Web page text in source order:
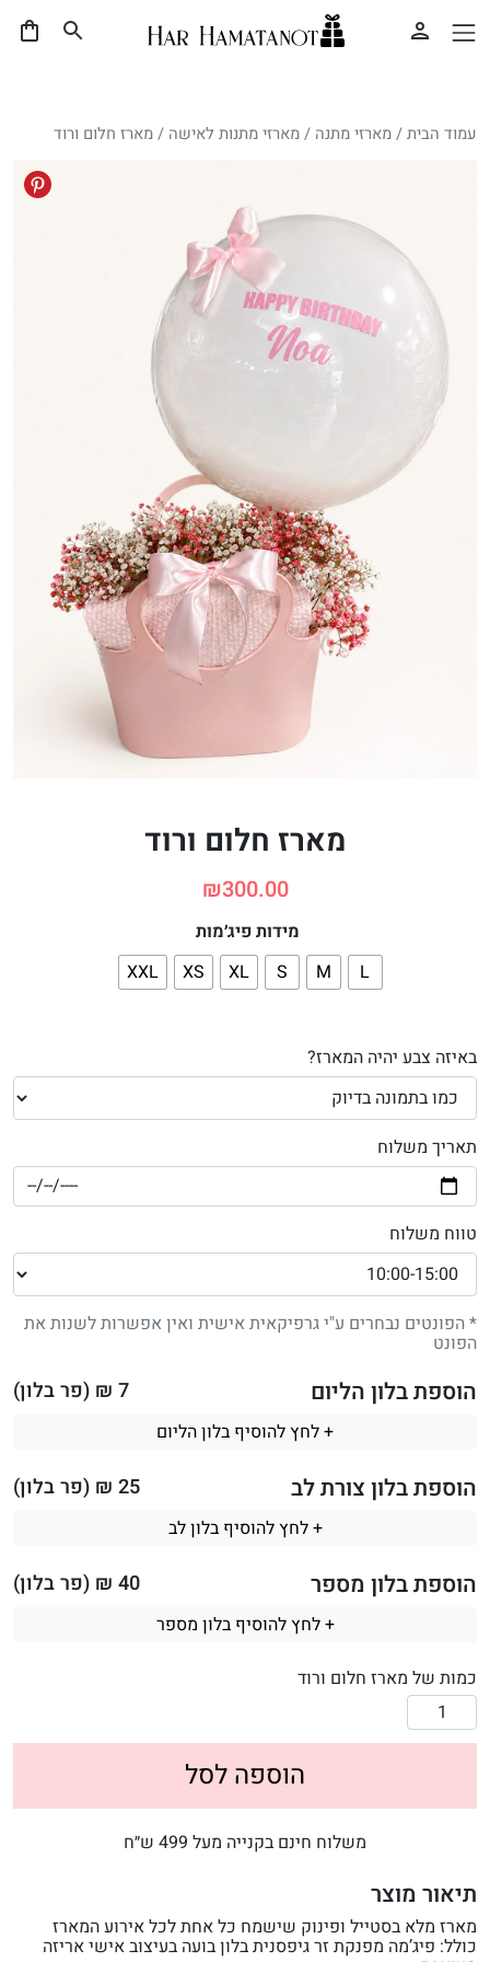
עמוד הבית/מארזי מתנה /מארזי מתנות לאישה / מארז חלום ורוד
מארז חלום ורוד
₪300.00
מידות פיג׳מות
L
M
S
XL
XS
XXL
באיזה צבע יהיה המארז?
תאריך משלוח
טווח משלוח
* הפונטים נבחרים ע"י גרפיקאית אישית ואין אפשרות לשנות את
הפונט
הוספת בלון הליום 7 ₪ (פר בלון)
+ לחץ להוסיף בלון הליום
הוספת בלון צורת לב 25 ₪ (פר בלון)
+ לחץ להוסיף בלון לב
הוספת בלון מספר 40 ₪ (פר בלון)
+ לחץ להוסיף בלון מספר
כמות של מארז חלום ורוד
הוספה לסל
משלוח חינם בקנייה מעל 499 ש״ח
תיאור מוצר
מארז מלא בסטייל ופינוק שישמח כל אחת לכל אירוע המארז
כולל: פיג’מה מפנקת זר גיפסנית בלון בועה בעיצוב אישי אריזה